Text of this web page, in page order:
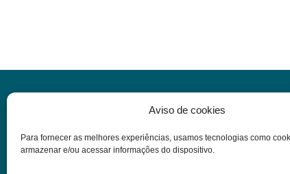
Aviso de cookies
Para fornecer as melhores experiências, usamos tecnologias como
armazenar e/ou acessar informações do dispositivo.
Informações
Dúvidas